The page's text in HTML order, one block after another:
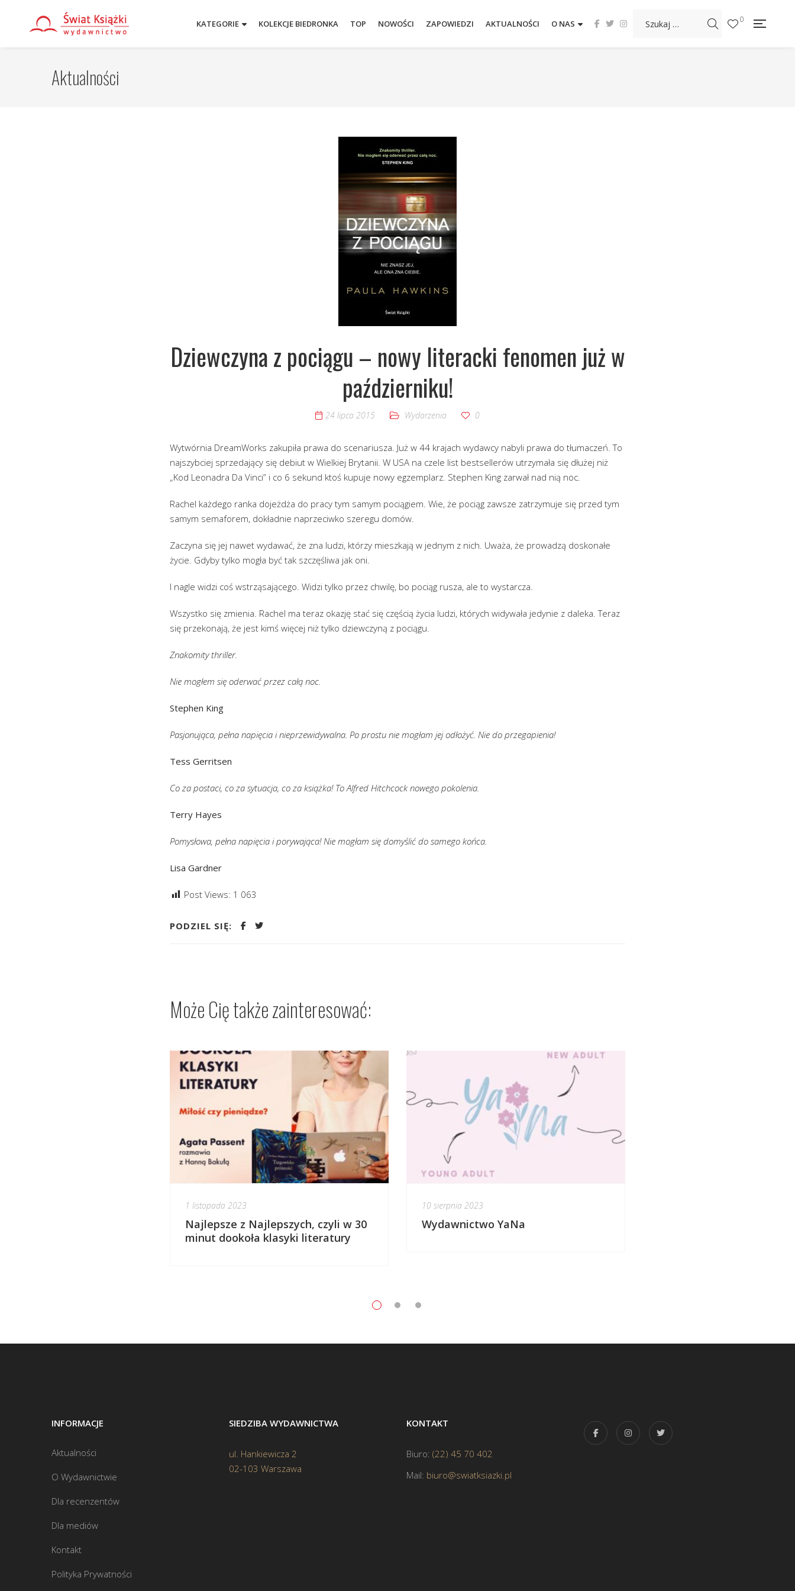
KATEGORIE KOLEKCJE BIEDRONKA TOP NOWOŚCI ZAPOWIEDZI AKTUALNOŚCI O NAS 0
Aktualności
Dziewczyna z pociągu – nowy literacki fenomen już w
październiku!
24 lipca 2015 Wydarzenia 0
Wytwórnia DreamWorks zakupiła prawa do scenariusza. Już w 44 krajach wydawcy nabyli prawa do tłumaczeń. To
najszybciej sprzedający się debiut w Wielkiej Brytanii. W USA na czele list bestsellerów utrzymała się dłużej niż
„Kod Leonadra Da Vinci” i co 6 sekund ktoś kupuje nowy egzemplarz. Stephen King zarwał nad nią noc.
Rachel każdego ranka dojeżdża do pracy tym samym pociągiem. Wie, że pociąg zawsze zatrzymuje się przed tym
samym semaforem, dokładnie naprzeciwko szeregu domów.
Zaczyna się jej nawet wydawać, że zna ludzi, którzy mieszkają w jednym z nich. Uważa, że prowadzą doskonałe
życie. Gdyby tylko mogła być tak szczęśliwa jak oni.
I nagle widzi coś wstrząsającego. Widzi tylko przez chwilę, bo pociąg rusza, ale to wystarcza.
Wszystko się zmienia. Rachel ma teraz okazję stać się częścią życia ludzi, których widywała jedynie z daleka. Teraz
się przekonają, że jest kimś więcej niż tylko dziewczyną z pociągu.
Znakomity thriller.
Nie mogłem się oderwać przez całą noc.
Stephen King
Pasjonująca, pełna napięcia i nieprzewidywalna. Po prostu nie mogłam jej odłożyć. Nie do przegapienia!
Tess Gerritsen
Co za postaci, co za sytuacja, co za książka! To Alfred Hitchcock nowego pokolenia.
Terry Hayes
Pomysłowa, pełna napięcia i porywająca! Nie mogłam się domyślić do samego końca.
Lisa Gardner
Post Views: 1 063
PODZIEL SIĘ:
Może Cię także zainteresować:
1 listopada 2023
Najlepsze z Najlepszych, czyli w 30
minut dookoła klasyki literatury
10 sierpnia 2023
Wydawnictwo YaNa
INFORMACJE
Aktualności
O Wydawnictwie
Dla recenzentów
Dla mediów
Kontakt
Polityka Prywatności
SIEDZIBA WYDAWNICTWA
ul. Hankiewicza 2
02-103 Warszawa
KONTAKT
Biuro: (22) 45 70 402
Mail: biuro@swiatksiazki.pl